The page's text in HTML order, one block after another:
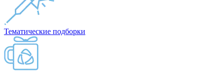
Тематические подборки